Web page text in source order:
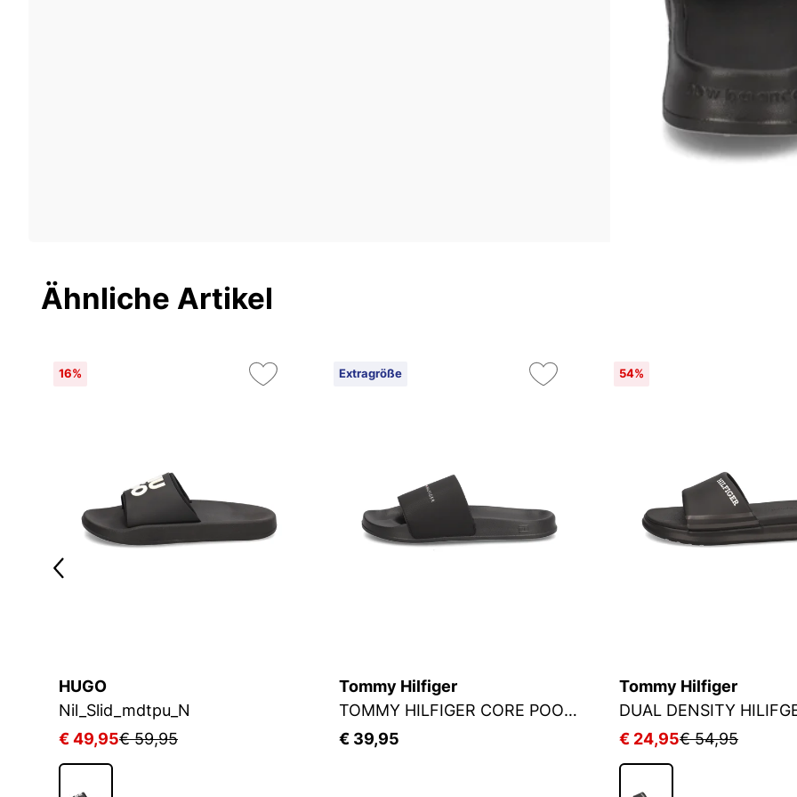
Ähnliche Artikel
16%
HUGO
Nil_Slid_mdtpu_N
€ 49,95€ 59,95
Extragröße
Tommy Hilfiger
TOMMY HILFIGER CORE POOL SLIDE BDS
€ 39,95
54%
Tommy Hilfiger
€ 24,95€ 54,95